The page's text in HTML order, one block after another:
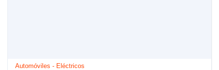
Automóviles - Eléctricos